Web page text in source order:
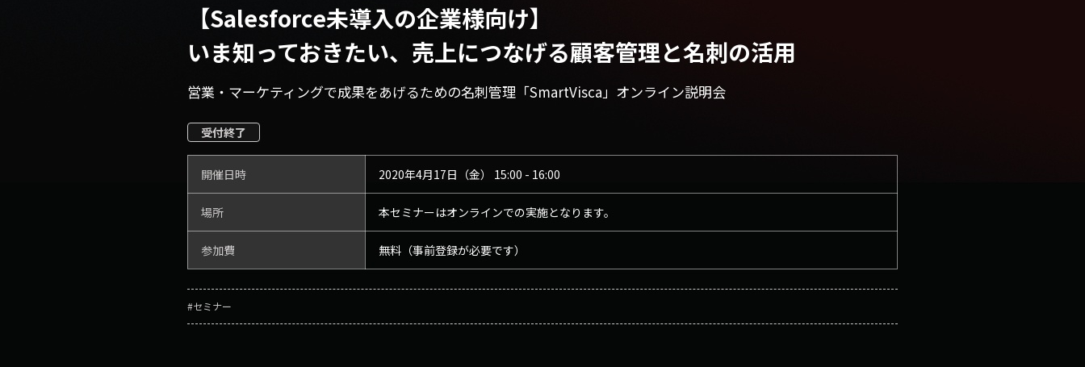
【Salesforce未導入の企業様向け】
いま知っておきたい、売上につなげる顧客管理と名刺の活用
営業・マーケティングで成果をあげるための名刺管理「SmartVisca」オンライン説明会
受付終了
開催日時 2020年4月17日（金） 15:00 - 16:00
場所 本セミナーはオンラインでの実施となります。
参加費 無料（事前登録が必要です）
#セミナー